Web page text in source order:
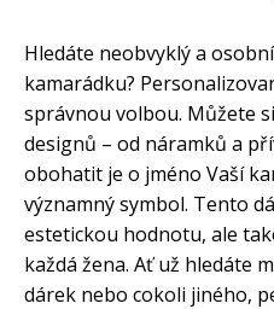
Hledáte neobvyklý a
kamarádku?
správnou volbou. Můžete
designů – od náramků a
obohatit je o jméno Vaší
významný symbol. Tento
estetickou hodnotu, ale
každá žena. Ať už hledáte
dárek nebo cokoli jiného,